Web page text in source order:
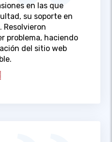
en las que
su soporte en
Resolvieron
problema, haciendo
del sitio web